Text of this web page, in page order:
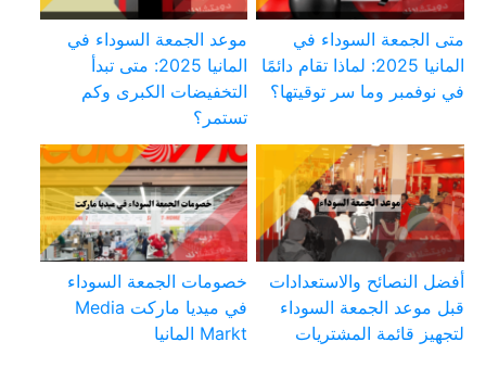
متى الجمعة السوداء في
المانيا 2025: لماذا تقام دائمًا
في نوفمبر وما سر توقيتها؟
موعد الجمعة السوداء في
المانيا 2025: متى تبدأ
التخفيضات الكبرى وكم
تستمر؟
أفضل النصائح والاستعدادات
قبل موعد الجمعة السوداء
لتجهيز قائمة المشتريات
خصومات الجمعة السوداء
في ميديا ماركت Media
Markt المانيا